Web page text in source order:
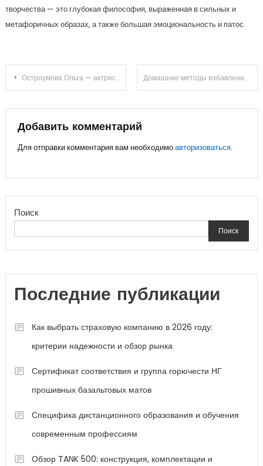
творчества — это глубокая философия, выраженная в сильных и
метафоричных образах, а также большая эмоциональность и патос.
Навигация
записям
Остроумова Ольга — актриса, чья биография и личная жизнь вдохновляют Домашние методы избавления от шипицы: обзор средств
Добавить комментарий
Для отправки комментария вам необходимоавторизоваться.
Поиск
Поиск
Последние публикации
Как выбрать страховую компанию в 2026 году:
критерии надежности и обзор рынка
Сертификат соответствия и группа горючести НГ
прошивных базальтовых матов
Специфика дистанционного образования и обучения
современным профессиям
Обзор TANK 500: конструкция, комплектации и